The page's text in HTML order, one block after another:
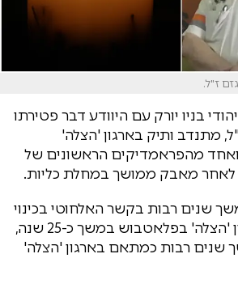
ז"ל.
בניו יורק עם היוודע דבר פטירתו
מתנדב ותיק בארגון 'הצלה'
ואחד מהפראמדיקים הראשונים של
לאחר מאבק ממושך במחלת כליות.
שנים רבות בקשר האלחוטי בכינוי
"F-60", התנדב בארגון 'הצלה' בפלאטבוש במשך כ-25 שנה,
שנים רבות כמתאם בארגון 'הצלה'